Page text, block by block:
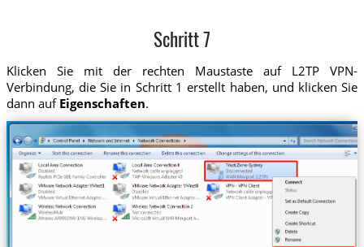
Schritt 7
Klicken Sie mit der rechten Maustaste auf L2TP VPN-
Verbindung, die Sie in Schritt 1 erstellt haben, und klicken Sie
dann auf Eigenschaften.